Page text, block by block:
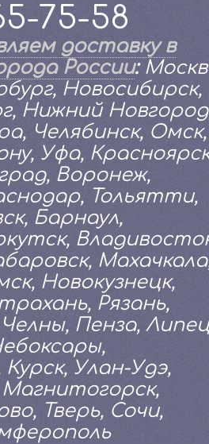
75-58
доставку в
России:
Новосибирск,
Нижний
Челябинск, Омск,
Уфа,
Воронеж,
Тольятти,
Барнаул,
Новокузнецк,
Рязань,
Пенза,
Улан-Удэ,
Тверь, Сочи,